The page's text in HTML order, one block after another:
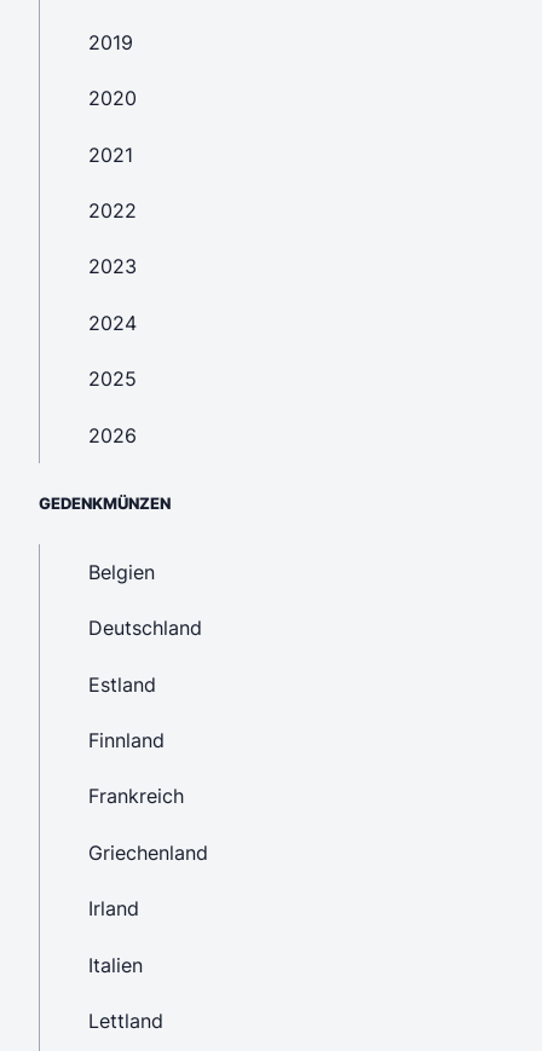
2019
2020
2021
2022
2023
2024
2025
2026
GEDENKMÜNZEN
Belgien
Deutschland
Estland
Finnland
Frankreich
Griechenland
Irland
Italien
Lettland